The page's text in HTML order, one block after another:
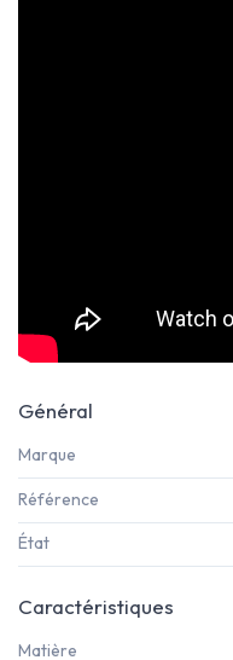
Général
Marque
Référence
État
Caractéristiques
Matière